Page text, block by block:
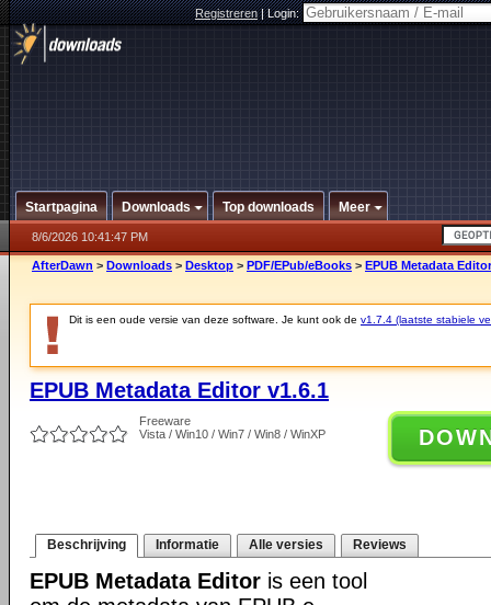
Registreren|Login:
Startpagina Downloads Top downloads Meer
8/6/2026 10:41:47 PM
AfterDawn > Downloads > Desktop > PDF/EPub/eBooks > EPUB Metadata
Dit is een oude versie van deze software. Je kunt ook de v1.7.4 (laatste stabiele
EPUB Metadata Editor v1.6.1
Freeware
Vista / Win10 / Win7 / Win8 / WinXP
Beschrijving Informatie Alle versies Reviews
EPUB Metadata Editor is een tool